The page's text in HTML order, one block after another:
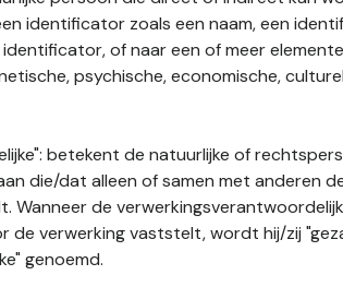
identificator zoals een naam, een
of naar een of meer
psychische, economische,
betekent de natuurlijke of
die/dat alleen of samen met anderen
Wanneer de
de verwerking vaststelt, wordt hij/zij
genoemd.